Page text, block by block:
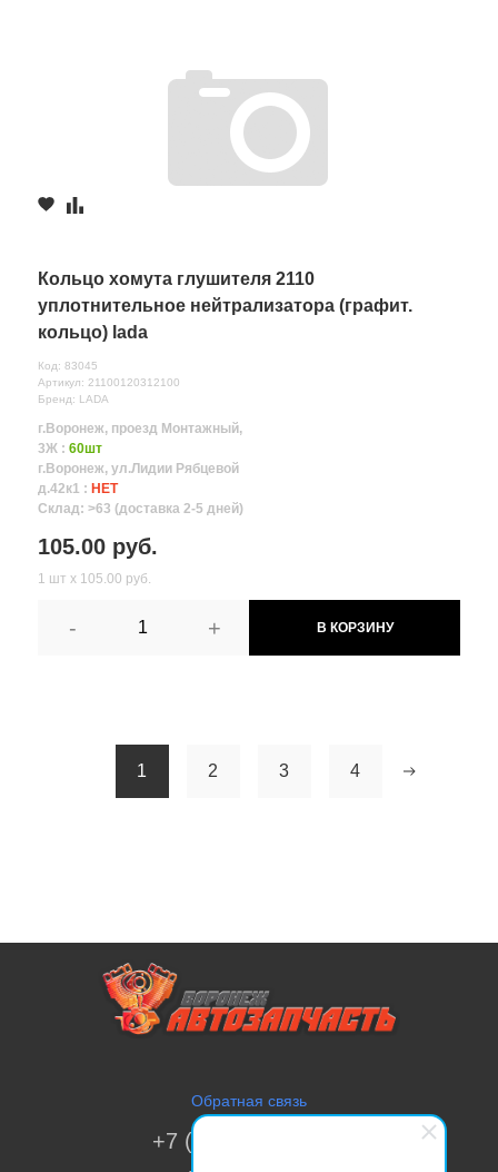
Кольцо хомута глушителя 2110
уплотнительное нейтрализатора (графит.
кольцо) lada
Код: 83045
Артикул: 21100120312100
Бренд: LADA
г.Воронеж, проезд Монтажный,
3Ж : 60шт
г.Воронеж, ул.Лидии Рябцевой
д.42к1 : НЕТ
Склад: >63 (доставка 2-5 дней)
105.00 руб.
1 шт х 105.00 руб.
- + В КОРЗИНУ
1 2 3 4
Обратная связь
+7 (473) 269-41-51